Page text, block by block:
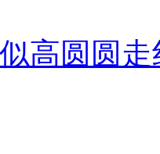
高圆圆走